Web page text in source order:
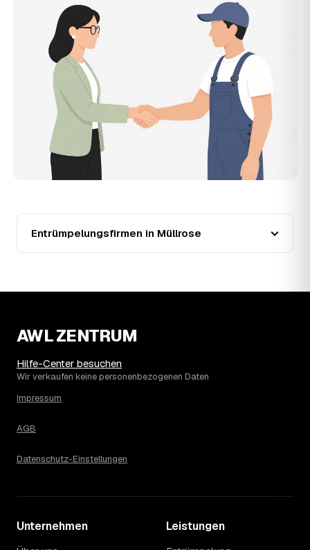
Entrümpler aus Müllrose zum Vergleichen. Bezahlt wird nur
der Entrümpler, den Sie selbst auswählen.
Was kostet die Entrümpelung einer normalen
Wohnung in Müllrose?
Für eine durchschnittliche Wohnung mit rund 65 m² liegen
die Kosten in Müllrose bei etwa 1.840 €, das entspricht im
Schnitt rund 30,2 € je Quadratmeter. Zugänglichkeit
(Etage, Aufzug), Menge und Sperrmüllanteil verschieben
den Preis nach oben oder unten — den genauen
Festpreis nennt Ihnen der Entrümpler nach kurzer
Beschreibung.
Werden Entrümpelungen in Müllrose in Zukunft
Seit 2020 verlief die Preisentwicklung in Müllrose fallend
(−23 %), mit dem bisherigen Höchststand im Jahr 2020.
Eine Prognose lässt sich daraus nicht ableiten, aber die
Daten zeigen: Wer frühzeitig anfragt, sichert sich das
Die Spanne ergibt sich vor allem aus Menge und
eher am unteren Ende, eine voll möblierte Wohnung mit
Etage ohne Aufzug oder viel Sperrmüll eher am oberen.
Sondermüllanteil verschieben den Endpreis. Den genauen
kostenlosen Einschätzung.
Entrümpelungsfirmen in Müllrose
AWL ZENTRUM
Hilfe-Center besuchen
Wir verkaufen keine personenbezogenen Daten
Impressum
AGB
Datenschutz-Einstellungen
Unternehmen Leistungen